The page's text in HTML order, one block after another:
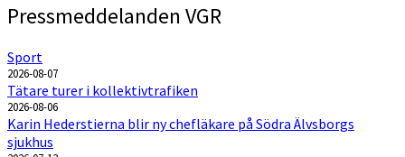
Pressmeddelanden VGR
Sport
2026-08-07
Tätare turer i kollektivtrafiken
2026-08-06
Karin Hederstierna blir ny chefläkare på Södra Älvsborgs
sjukhus